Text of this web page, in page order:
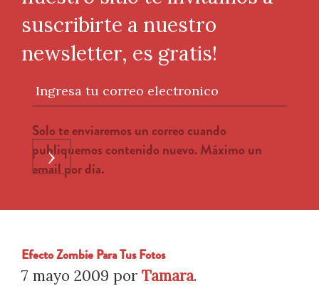
suscribirte a nuestro
newsletter, es gratis!
Ingresa tu correo electronico
Solo te enviaremos un correo cuando
publiquemos contenido nuevo. Máximo un
email por día.
›
Efecto Zombie Para Tus Fotos
7 mayo 2009 por Tamara.